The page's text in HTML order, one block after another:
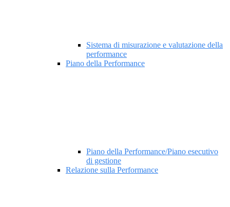
Sistema di misurazione e valutazione della
performance
Piano della Performance
Piano della Performance/Piano esecutivo
di gestione
Relazione sulla Performance